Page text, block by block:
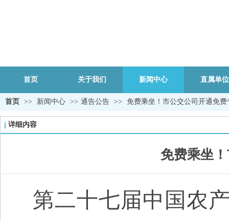
首页 关于我们 新闻中心 直属单位
首页 >> 新闻中心 >> 通告公告 >> 免费乘坐！市公交公司开通免
详细内容
免费乘坐
第二十七届中国农